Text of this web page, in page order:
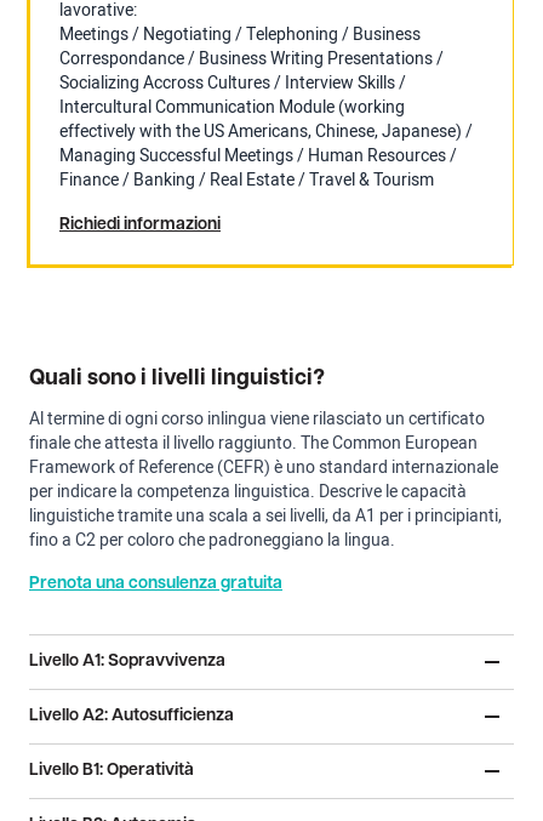
lavorative:
Meetings / Negotiating / Telephoning / Business
Correspondance / Business Writing Presentations /
Socializing Accross Cultures / Interview Skills /
Intercultural Communication Module (working
effectively with the US Americans, Chinese, Japanese) /
Managing Successful Meetings / Human Resources /
Finance / Banking / Real Estate / Travel & Tourism
Richiedi informazioni
Quali sono i livelli linguistici?
Al termine di ogni corso inlingua viene rilasciato un certificato
finale che attesta il livello raggiunto. The Common European
Framework of Reference (CEFR) è uno standard internazionale
per indicare la competenza linguistica. Descrive le capacità
linguistiche tramite una scala a sei livelli, da A1 per i principianti,
fino a C2 per coloro che padroneggiano la lingua.
Prenota una consulenza gratuita
Livello A1: Sopravvivenza
Livello A2: Autosufficienza
Livello B1: Operatività